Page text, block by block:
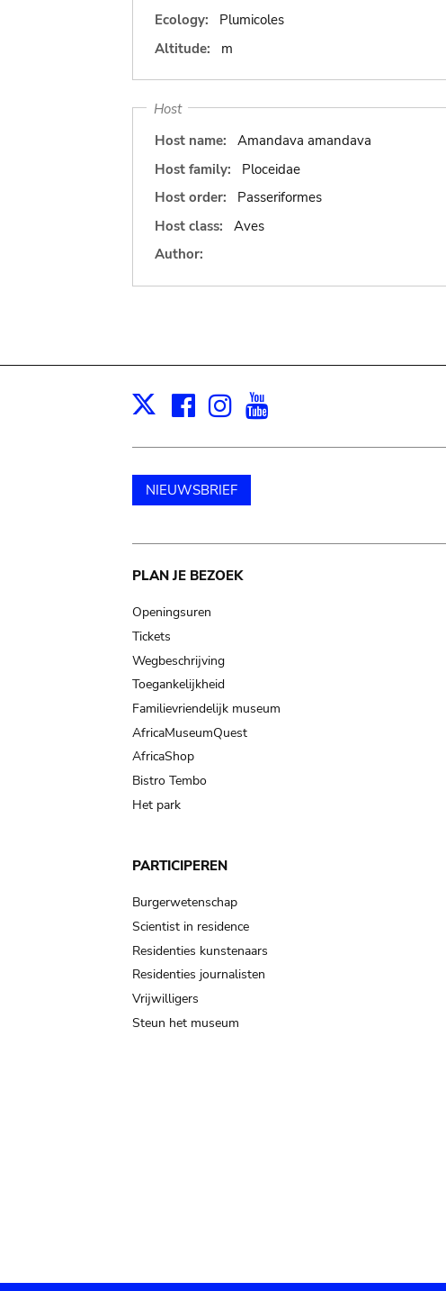
Ecology:
Plumicoles
Altitude:
m
Host
Host name:
Amandava amandava
Host family:
Ploceidae
Host order:
Passeriformes
Host class:
Aves
Author:
X Facebook
Instagram
NIEUWSBRIEF
Main
navigation
PLAN JE BEZOEK
Openingsuren
Tickets
Wegbeschrijving
Toegankelijkheid
Familievriendelijk museum
AfricaMuseumQuest
AfricaShop
Bistro Tembo
Het park
PARTICIPEREN
Burgerwetenschap
Scientist in residence
Residenties kunstenaars
Residenties journalisten
Vrijwilligers
Steun het museum